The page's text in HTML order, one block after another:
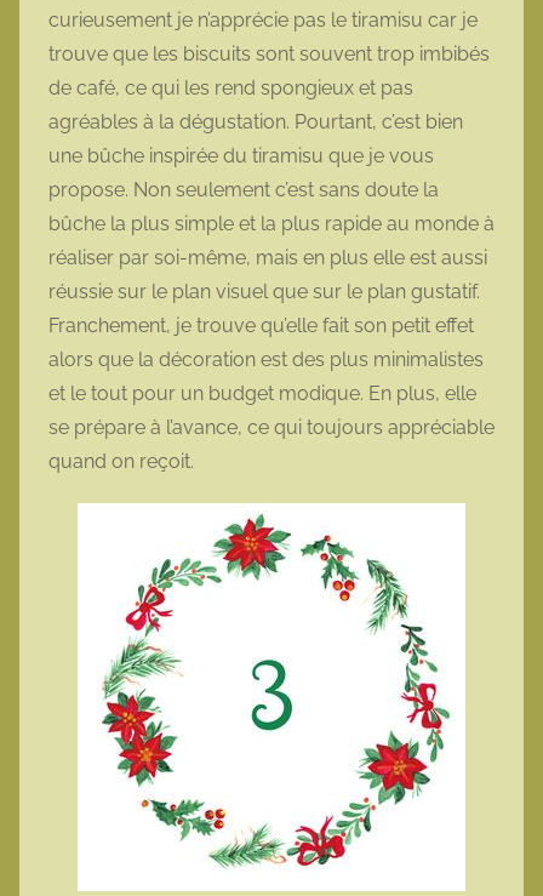
curieusement je n’apprécie pas le tiramisu car je
trouve que les biscuits sont souvent trop imbibés
de café, ce qui les rend spongieux et pas
agréables à la dégustation. Pourtant, c’est bien
une bûche inspirée du tiramisu que je vous
propose. Non seulement c’est sans doute la
bûche la plus simple et la plus rapide au monde à
réaliser par soi-même, mais en plus elle est aussi
réussie sur le plan visuel que sur le plan gustatif.
Franchement, je trouve qu’elle fait son petit effet
alors que la décoration est des plus minimalistes
et le tout pour un budget modique. En plus, elle
se prépare à l’avance, ce qui toujours appréciable
quand on reçoit.